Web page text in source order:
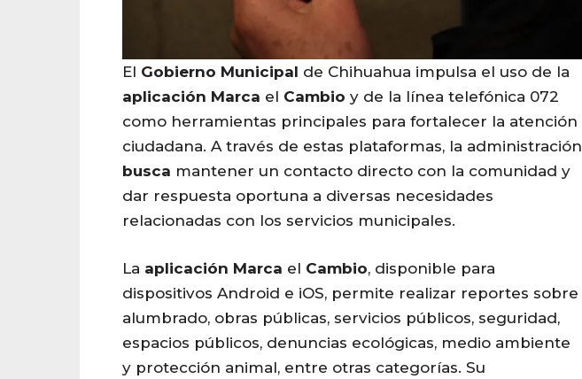
El Gobierno Municipal de Chihuahua impulsa el uso de la
aplicación Marca el Cambio y de la línea telefónica 072
como herramientas principales para fortalecer la atención
ciudadana. A través de estas plataformas, la administración
busca mantener un contacto directo con la comunidad y
dar respuesta oportuna a diversas necesidades
relacionadas con los servicios municipales.
La aplicación Marca el Cambio, disponible para
dispositivos Android e iOS, permite realizar reportes sobre
alumbrado, obras públicas, servicios públicos, seguridad,
espacios públicos, denuncias ecológicas, medio ambiente
y protección animal, entre otras categorías. Su